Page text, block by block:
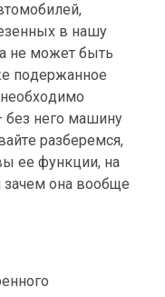
в нашу
не может быть
подержанное
без него машину
разберемся,
ее функции, на
она вообще